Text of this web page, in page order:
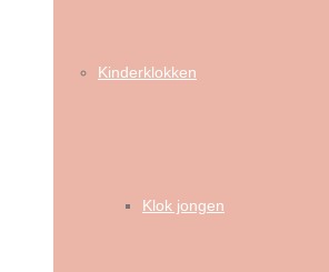
Kinderklokken
Klok jongen